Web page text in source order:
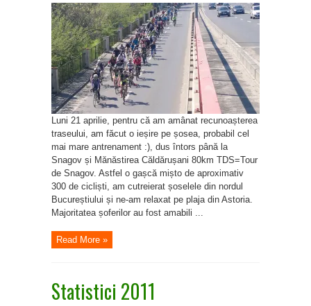
de
șosea
pentru
Prima
Evadare
sau
Prima
ieșire
de
după
Paște
Luni 21 aprilie, pentru că am amânat recunoașterea
traseului, am făcut o ieșire pe șosea, probabil cel
mai mare antrenament :), dus întors până la
Snagov și Mănăstirea Căldărușani 80km TDS=Tour
de Snagov. Astfel o gașcă mișto de aproximativ
300 de cicliști, am cutreierat șoselele din nordul
Bucureștiului și ne-am relaxat pe plaja din Astoria.
Majoritatea șoferilor au fost amabili ...
Read More »
Statistici 2011